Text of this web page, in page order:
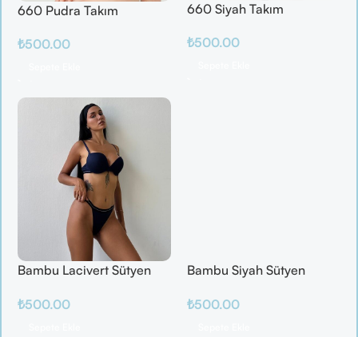
660 Pudra Takım
₺500.00
660 Siyah Takım
₺500.00
Bambu Lacivert Sütyen
₺500.00
Bambu Siyah Sütyen
₺500.00